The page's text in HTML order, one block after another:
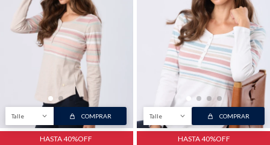
Talle COMPRAR
HASTA 40%OFF
Talle COMPRAR
HASTA 40%OFF